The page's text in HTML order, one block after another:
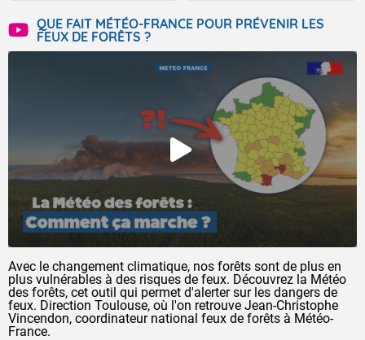
QUE FAIT MÉTÉO-FRANCE POUR PRÉVENIR LES
FEUX DE FORÊTS ?
Avec le changement climatique, nos forêts sont de plus en
plus vulnérables à des risques de feux. Découvrez la Météo
des forêts, cet outil qui permet d'alerter sur les dangers de
feux. Direction Toulouse, où l'on retrouve Jean-Christophe
Vincendon, coordinateur national feux de forêts à Météo-
France.